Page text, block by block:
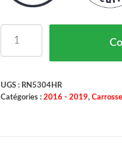
UGS : RN5304HR
Catégories : 2016 - 2019,